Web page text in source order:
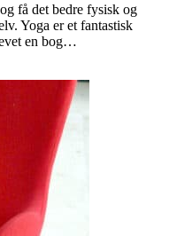
få det bedre fysisk og
Yoga er et fantastisk
en bog…